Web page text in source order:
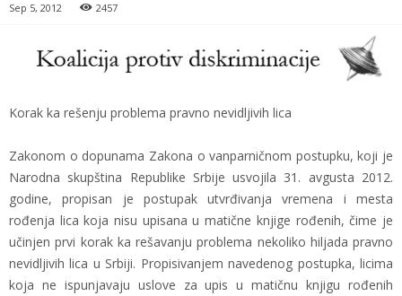
Sep 5, 2012 2457
Korak ka rešenju problema pravno nevidljivih lica
Zakonom o dopunama Zakona o vanparničnom postupku, koji je
Narodna skupština Republike Srbije usvojila 31. avgusta 2012.
godine, propisan je postupak utvrđivanja vremena i mesta
rođenja lica koja nisu upisana u matične knjige rođenih, čime je
učinjen prvi korak ka rešavanju problema nekoliko hiljada pravno
nevidljivih lica u Srbiji. Propisivanjem navedenog postupka, licima
koja ne ispunjavaju uslove za upis u matičnu knjigu rođenih